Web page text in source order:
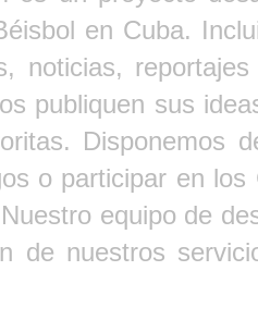
en Cuba.
noticias,
publiquen sus
Disponemos
o participar en
equipo de
de nuestros